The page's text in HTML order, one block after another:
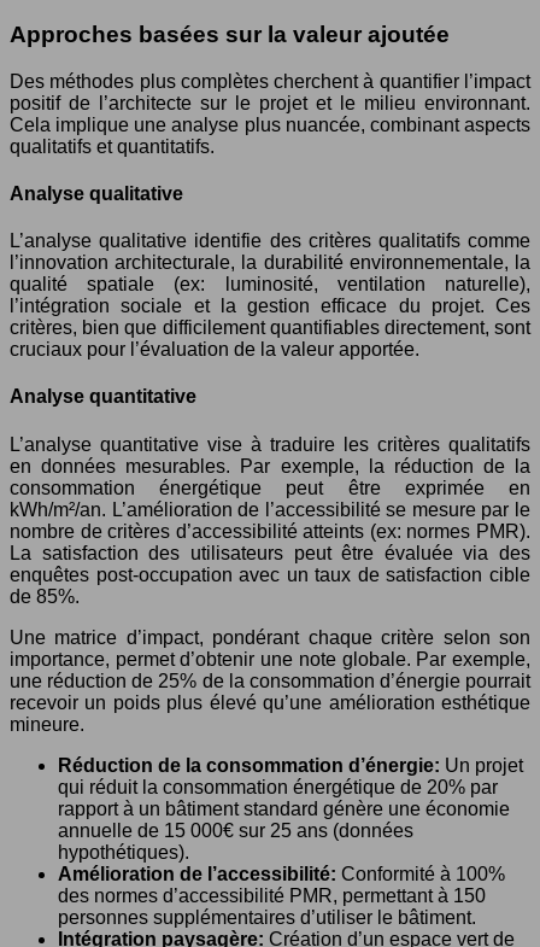
Approches basées sur la valeur ajoutée
Des méthodes plus complètes cherchent à quantifier l’impact
positif de l’architecte sur le projet et le milieu environnant.
Cela implique une analyse plus nuancée, combinant aspects
qualitatifs et quantitatifs.
Analyse qualitative
L’analyse qualitative identifie des critères qualitatifs comme
l’innovation architecturale, la durabilité environnementale, la
qualité spatiale (ex: luminosité, ventilation naturelle),
l’intégration sociale et la gestion efficace du projet. Ces
critères, bien que difficilement quantifiables directement, sont
cruciaux pour l’évaluation de la valeur apportée.
Analyse quantitative
L’analyse quantitative vise à traduire les critères qualitatifs
en données mesurables. Par exemple, la réduction de la
consommation énergétique peut être exprimée en
kWh/m²/an. L’amélioration de l’accessibilité se mesure par le
nombre de critères d’accessibilité atteints (ex: normes PMR).
La satisfaction des utilisateurs peut être évaluée via des
enquêtes post-occupation avec un taux de satisfaction cible
de 85%.
Une matrice d’impact, pondérant chaque critère selon son
importance, permet d’obtenir une note globale. Par exemple,
une réduction de 25% de la consommation d’énergie pourrait
recevoir un poids plus élevé qu’une amélioration esthétique
mineure.
Réduction de la consommation d’énergie: Un projet
qui réduit la consommation énergétique de 20% par
rapport à un bâtiment standard génère une économie
annuelle de 15 000€ sur 25 ans (données
hypothétiques).
Amélioration de l’accessibilité: Conformité à 100%
des normes d’accessibilité PMR, permettant à 150
personnes supplémentaires d’utiliser le bâtiment.
Intégration paysagère: Création d’un espace vert de